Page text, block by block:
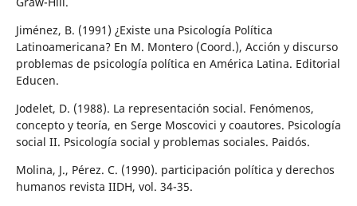
Jiménez, B. (1991) ¿Existe una Psicología Política
Latinoamericana? En M. Montero (Coord.), Acción y discurso
problemas de psicología política en América Latina. Editorial
Educen.
Jodelet, D. (1988). La representación social. Fenómenos,
concepto y teoría, en Serge Moscovici y coautores. Psicología
social II. Psicología social y problemas sociales. Paidós.
Molina, J., Pérez. C. (1990). participación política y derechos
humanos revista IIDH, vol. 34-35.